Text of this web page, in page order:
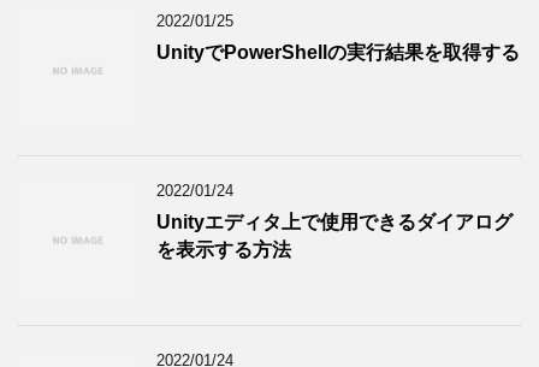
2022/01/25
UnityでPowerShellの実行結果を取得する
2022/01/24
Unityエディタ上で使用できるダイアログ
を表示する方法
2022/01/24